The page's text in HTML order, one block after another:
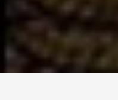
ꦔꦤ꧀ꦧꦤ꧀ꦠꦸꦭ꧀ꦪꦺꦴꦒ꧀ꦚꦏꦂꦠ
Bintaran Wetan 06 Kalurahan
Daerah Istimewa Yogyakarta